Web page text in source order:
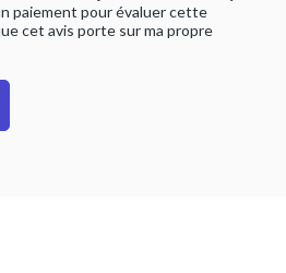
paiement pour évaluer cette
cet avis porte sur ma propre